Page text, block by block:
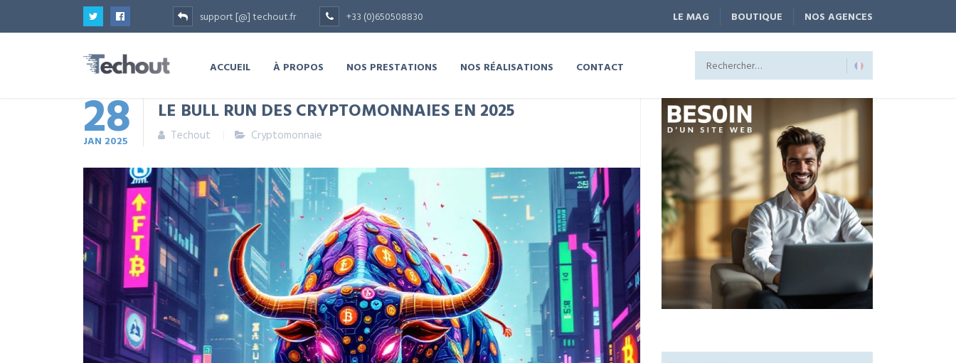
support [@] techout.fr +33 (0)650508830 LE MAG BOUTIQUE NOS AGENCES
ACCUEIL À PROPOS NOS PRESTATIONS NOS RÉALISATIONS CONTACT
28
JAN 2025
LE BULL RUN DES CRYPTOMONNAIES EN 2025
Techout Cryptomonnaie